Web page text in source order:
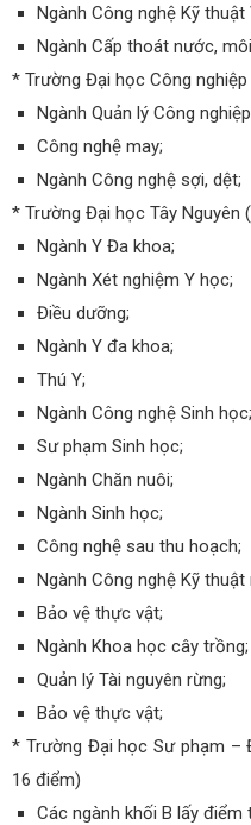
Ngành Công nghệ Kỹ thuật
Ngành Cấp thoát nước,
* Trường Đại học Công
Ngành Quản lý Công
Công nghệ may;
Ngành Công nghệ sợi, dệt;
* Trường Đại học Tây Nguyên
Ngành Y Đa khoa;
Ngành Xét nghiệm Y học;
Điều dưỡng;
Ngành Y đa khoa;
Thú Y;
Ngành Công nghệ Sinh học;
Sư phạm Sinh học;
Ngành Chăn nuôi;
Ngành Sinh học;
Công nghệ sau thu hoạch;
Ngành Công nghệ Kỹ
Bảo vệ thực vật;
Ngành Khoa học cây trồng;
Quản lý Tài nguyên rừng;
Bảo vệ thực vật;
* Trường Đại học Sư phạm –
16 điểm)
Các ngành khối B lấy điểm